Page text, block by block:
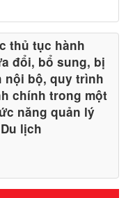
thủ tục hành
đổi, bổ sung, bị
nội bộ, quy trình
chính trong một
năng quản lý
lịch